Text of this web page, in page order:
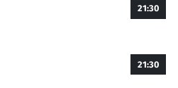
21:30
21:30